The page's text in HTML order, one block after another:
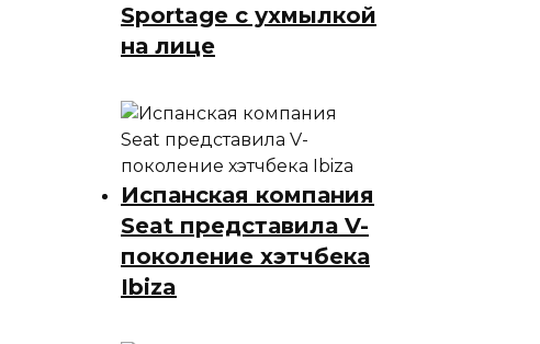
Sportage с ухмылкой
на лице
Испанская компания
Seat представила V-
поколение хэтчбека
Ibiza